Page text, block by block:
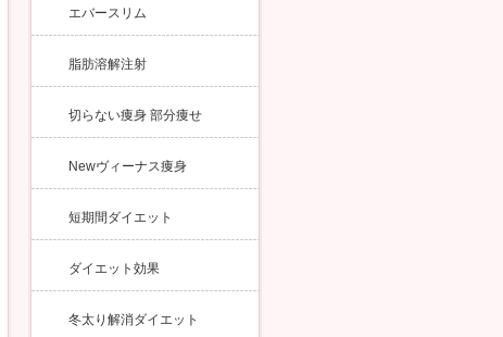
エバースリム
脂肪溶解注射
切らない痩身 部分痩せ
Newヴィーナス痩身
短期間ダイエット
ダイエット効果
冬太り解消ダイエット